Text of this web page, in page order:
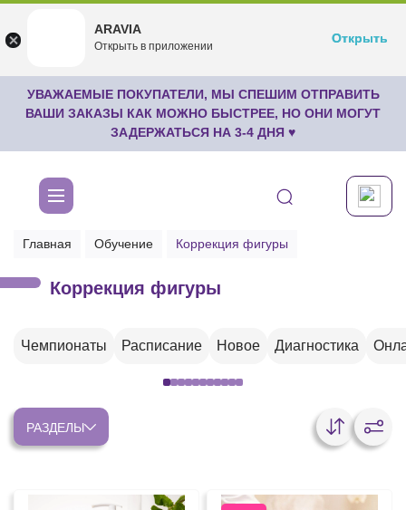
undefined
Бесплатноru.aravia.new
Открыть
УВАЖАЕМЫЕ ПОКУПАТЕЛИ, МЫ СПЕШИМ ОТПРАВИТЬ
ВАШИ ЗАКАЗЫ КАК МОЖНО БЫСТРЕЕ, НО ОНИ МОГУТ
ЗАДЕРЖАТЬСЯ НА 3-4 ДНЯ ♥
Главная Обучение Коррекция фигуры
Коррекция фигуры
Чемпионаты Расписание Новое Диагностика
РАЗДЕЛЫ
ARAVIA
Открыть в приложении
Открыть